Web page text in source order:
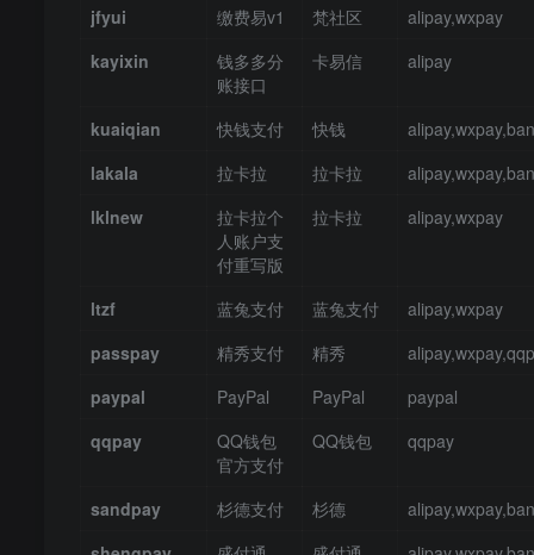
jfyui 缴费易v1 梵社区
alipay,wxpay
kayixin
钱多多分
账接口
卡易信 alipay
kuaiqian 快钱支付 快钱
lakala
拉卡拉 拉卡拉
lklnew
拉卡拉个
人账户支
付重写版
拉卡拉 alipay,wxpay
ltzf 蓝兔支付 蓝兔支付
alipay,wxpay
passpay
精秀支付 精秀
paypal
PayPal PayPal
paypal
qqpay
QQ钱包
官方支付
QQ钱包 qqpay
sandpay 杉德支付 杉德